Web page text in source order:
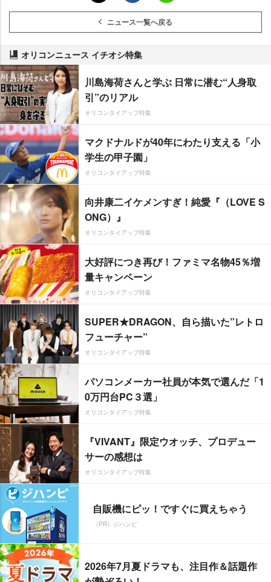
ニュース一覧へ戻る
オリコンニュース イチオシ特集
川島海荷さんと学ぶ 日常に潜む“人身取
引”のリアル
オリコンタイアップ特集
マクドナルドが40年にわたり支える「小
学生の甲子園」
オリコンタイアップ特集
向井康二イケメンすぎ！純愛『（LOVE S
ONG）』
オリコンタイアップ特集
大好評につき再び！ファミマ名物45％増
量キャンペーン
オリコンタイアップ特集
SUPER★DRAGON、自ら描いた”レトロ
フューチャー”
オリコンタイアップ特集
パソコンメーカー社員が本気で選んだ「1
0万円台PC３選」
オリコンタイアップ特集
『VIVANT』限定ウオッチ、プロデュー
サーの感想は
オリコンタイアップ特集
自販機にピッ！ですぐに買えちゃう
（PR）ジハンピ
2026年7月夏ドラマも、注目作＆話題作